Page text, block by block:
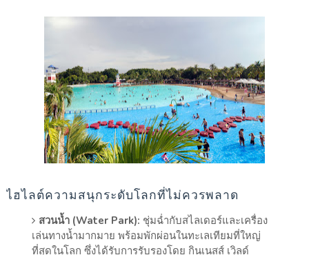
ไฮไลต์ความสนุกระดับโลกที่ไม่ควรพลาด
สวนน้ำ (Water Park): ชุ่มฉ่ำกับสไลเดอร์และเครื่อง
เล่นทางน้ำมากมาย พร้อมพักผ่อนในทะเลเทียมที่ใหญ่
ที่สุดในโลก ซึ่งได้รับการรับรองโดย กินเนสส์ เวิลด์